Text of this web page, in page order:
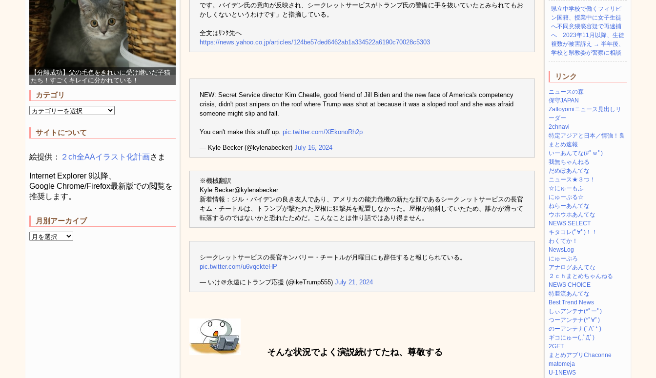
【分離成功】父の毛色をきれいに受け継いだ子猫
たち！すごくキレイに分かれている！
カテゴリ
サイトについて
絵提供： ２ch全AAイラスト化計画さま
Internet Explorer 9以降、
Google Chrome/Firefox最新版での閲覧を
推奨します。
月別アーカイブ
です。バイデン氏の意向が反映され、シークレットサービスがトランプ氏の警備に手を抜いていたとみられてもお
かしくないというわけです」と指摘している。
全文はﾘﾝｸ先へ
https://news.yahoo.co.jp/articles/124be57ded6462ab1a334522a6190c70028c5303
NEW: Secret Service director Kim Cheatle, good friend of Jill Biden and the new face of America's competency
crisis, didn't post snipers on the roof where Trump was shot at because it was a sloped roof and she was afraid
someone might slip and fall.
You can't make this stuff up. pic.twitter.com/XEkonoRh2p
— Kyle Becker (@kylenabecker) July 16, 2024
※機械翻訳
Kyle Becker@kylenabecker
新着情報：ジル・バイデンの良き友人であり、アメリカの能力危機の新たな顔であるシークレットサービスの長官
キム・チートルは、トランプが撃たれた屋根に狙撃兵を配置しなかった。屋根が傾斜していたため、誰かが滑って
転落するのではないかと恐れたためだ。こんなことは作り話ではあり得ません。
シークレットサービスの長官キンバリー・チートルが月曜日にも辞任すると報じられている。
pic.twitter.com/u6vqckteHP
— いけ＠永遠にトランプ応援 (@ikeTrump555) July 21, 2024
そんな状況でよく演説続けてたね、尊敬する
県立中学校で働くフィリピ
ン国籍、授業中に女子生徒
へ不同意猥褻容疑で再逮捕
へ 2023年11月以降、生徒
複数が被害訴え → 半年後、
学校と県教委が警察に相談
リンク
ニュースの森
保守JAPAN
Zattoyomiニュース見出しリ
ーダー
2chnavi
特定アジアと日本／情強！良
まとめ速報
いーあんてな(#ﾟｗﾟ)
我無ちゃんねる
だめぽあんてな
ニュース★３つ！
☆にゅーもふ
にゅーぷる☆
ねらーあんてな
ウホウホあんてな
NEWS SELECT
キタコレ(ﾟ∀ﾟ)！！
わくてか！
NewsLog
にゅーぷろ
アナログあんてな
２ｃｈまとめちゃんねる
NEWS CHOICE
特亜流あんてな
Best Trend News
しぃアンテナ(*ﾟーﾟ)
つーアンテナ(*ﾟ∀ﾟ)
のーアンテナ(ﾟAﾟ* )
ギコにゅー(,,ﾟДﾟ)
2GET
まとめアプリChaconne
matomeja
U-1NEWS